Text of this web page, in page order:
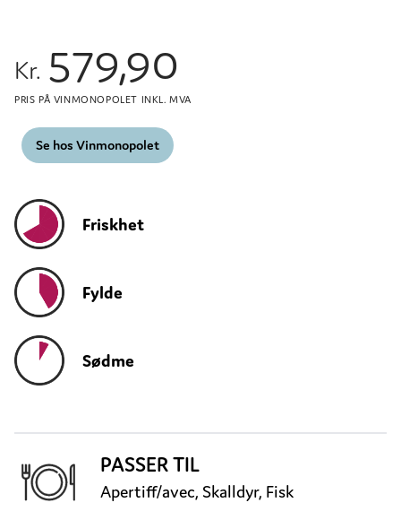
Kr. 579,90
PRIS PÅ VINMONOPOLET INKL. MVA
Se hos Vinmonopolet
Friskhet
Fylde
Sødme
PASSER TIL
Apertiff/avec, Skalldyr, Fisk